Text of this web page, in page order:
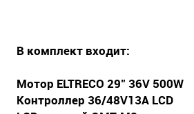
В комплект входит:
Мотор ELTRECO 29" 36V 500W
Контроллер 36/48V13A LCD